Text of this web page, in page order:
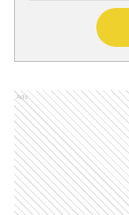
Ads